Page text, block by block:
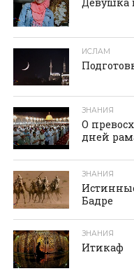
ИСЛАМ
ЗНАНИЯ
О
дней
ЗНАНИЯ
Бадре
ЗНАНИЯ
Итикаф